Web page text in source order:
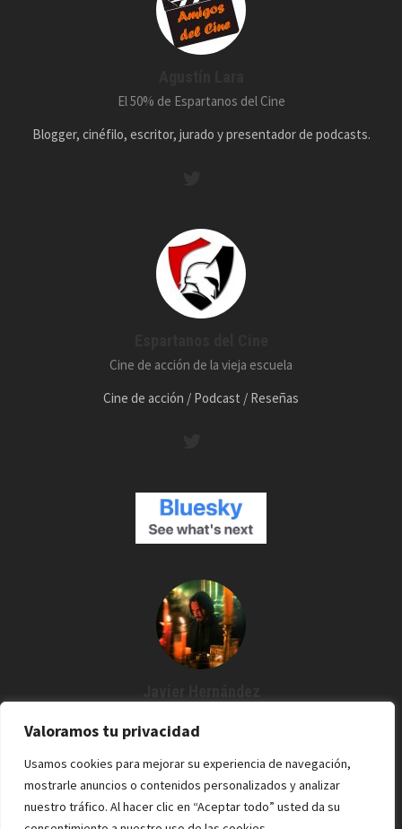
Valoramos tu privacidad
Usamos cookies para mejorar su experiencia de navegación,
mostrarle anuncios o contenidos personalizados y analizar
nuestro tráfico. Al hacer clic en “Aceptar todo” usted da su
El 50% de Espartanos del Cine
Blogger, cinéfilo, escritor, jurado y presentador de podcasts.
Cine de acción de la vieja escuela
Cine de acción / Podcast / Reseñas
entonces estoy por aquí. Cine / Rock /Pixel.